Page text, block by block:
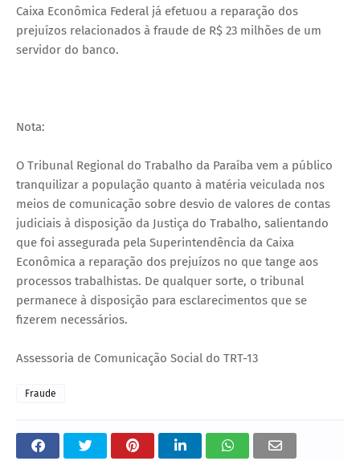
Caixa Econômica Federal já efetuou a reparação dos
prejuízos relacionados à fraude de R$ 23 milhões de um
servidor do banco.
Nota:
O Tribunal Regional do Trabalho da Paraíba vem a público
tranquilizar a população quanto à matéria veiculada nos
meios de comunicação sobre desvio de valores de contas
judiciais à disposição da Justiça do Trabalho, salientando
que foi assegurada pela Superintendência da Caixa
Econômica a reparação dos prejuízos no que tange aos
processos trabalhistas. De qualquer sorte, o tribunal
permanece à disposição para esclarecimentos que se
fizerem necessários.
Assessoria de Comunicação Social do TRT-13
Fraude